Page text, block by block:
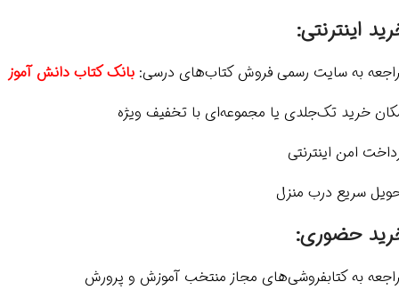
اینترنتی:
به سایت رسمی فروش کتاب‌های درسی: بانک کتاب دانش آموز
خرید تک‌جلدی یا مجموعه‌ای با تخفیف ویژه
امن اینترنتی
سریع درب منزل
حضوری:
به کتابفروشی‌های مجاز منتخب آموزش و پرورش